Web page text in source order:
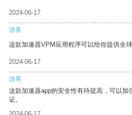
2024-06-17
游客
这款加速器VPM应用程序可以给你提供全
2024-06-17
游客
这款加速器app的安全性有待提高，可以加
证。